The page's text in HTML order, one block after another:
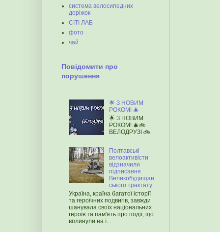
система велосипедних
доріжок
СІТІ ЛАБ
фото
чай
Повідомити про
порушення
🌟 З НОВИМ
РОКОМ! 🎄
🌟 З НОВИМ
РОКОМ! 🎄🚲
ВЕЛОДРУЗІ 🚲
Полтавські
велоактивісти
відзначили
підписання
Великобудищан
ського трактату
Україна, країна багатої історії
та героїчних подвигів, завжди
шанувала своїх національних
героїв та пам'ять про події, що
вплинули на ї...